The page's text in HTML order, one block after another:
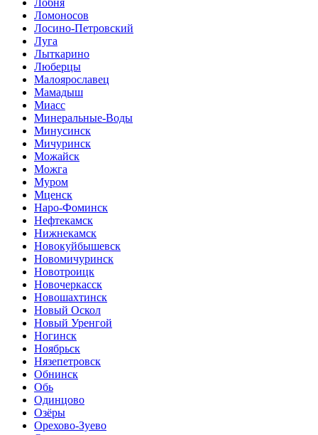
Ломоносов
Лосино-Петровский
Луга
Лыткарино
Люберцы
Малоярославец
Мамадыш
Миасс
Минеральные-Воды
Минусинск
Мичуринск
Можайск
Можга
Муром
Мценск
Наро-Фоминск
Нефтекамск
Нижнекамск
Новокуйбышевск
Новомичуринск
Новотроицк
Новочеркасск
Новошахтинск
Новый Оскол
Новый Уренгой
Ногинск
Ноябрьск
Нязепетровск
Обнинск
Обь
Одинцово
Озёры
Орехово-Зуево